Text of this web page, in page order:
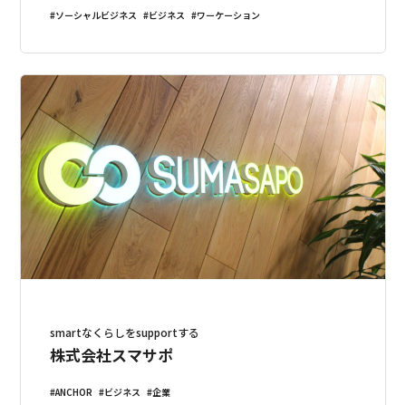
月からCIL＠わかや
ソーシャルビジネス ビジネス ワーケーション
smartなくらしをsupportする
株式会社スマサポ
ANCHOR ビジネス 企業